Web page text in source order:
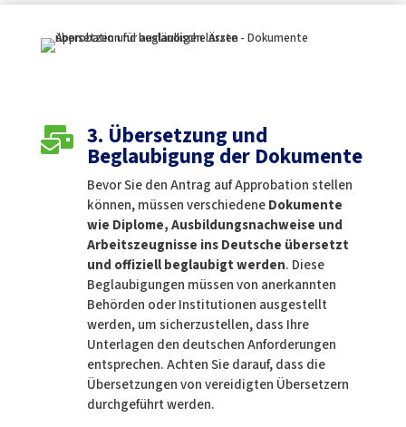
 3. Übersetzung und
Beglaubigung der Dokumente
Bevor Sie den Antrag auf Approbation stellen
können, müssen verschiedeneDokumente
wie Diplome, Ausbildungsnachweise und
Arbeitszeugnisse ins Deutsche übersetzt
und offiziell beglaubigt werden. Diese
Beglaubigungen müssen von anerkannten
Behörden oder Institutionen ausgestellt
werden, um sicherzustellen, dass Ihre
Unterlagen den deutschen Anforderungen
entsprechen. Achten Sie darauf, dass die
Übersetzungen von vereidigten Übersetzern
durchgeführt werden.